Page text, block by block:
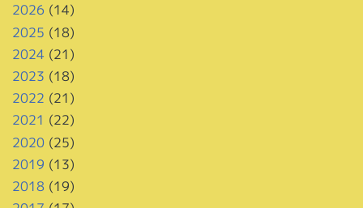
2026 (14)
2025 (18)
2024 (21)
2023 (18)
2022 (21)
2021 (22)
2020(25)
2019 (13)
2018 (19)